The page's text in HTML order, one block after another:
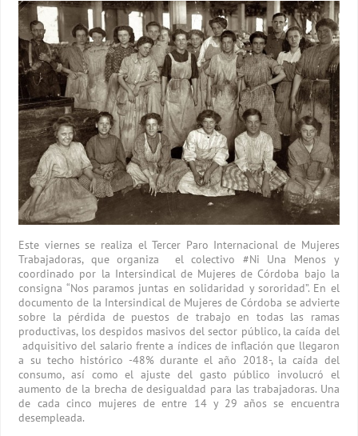
Este viernes se realiza el Tercer Paro Internacional de Mujeres
Trabajadoras, que organiza el colectivo #Ni Una Menos y
coordinado por la Intersindical de Mujeres de Córdoba bajo la
consigna “Nos paramos juntas en solidaridad y sororidad”. En el
documento de la Intersindical de Mujeres de Córdoba se advierte
sobre la pérdida de puestos de trabajo en todas las ramas
productivas, los despidos masivos del sector público, la caída del
adquisitivo del salario frente a índices de inflación que llegaron
a su techo histórico -48% durante el año 2018-, la caída del
consumo, así como el ajuste del gasto público involucró el
aumento de la brecha de desigualdad para las trabajadoras. Una
de cada cinco mujeres de entre 14 y 29 años se encuentra
desempleada.